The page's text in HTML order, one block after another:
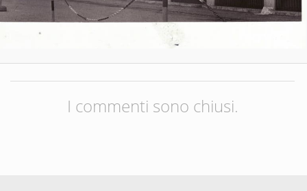
I commenti sono chiusi.